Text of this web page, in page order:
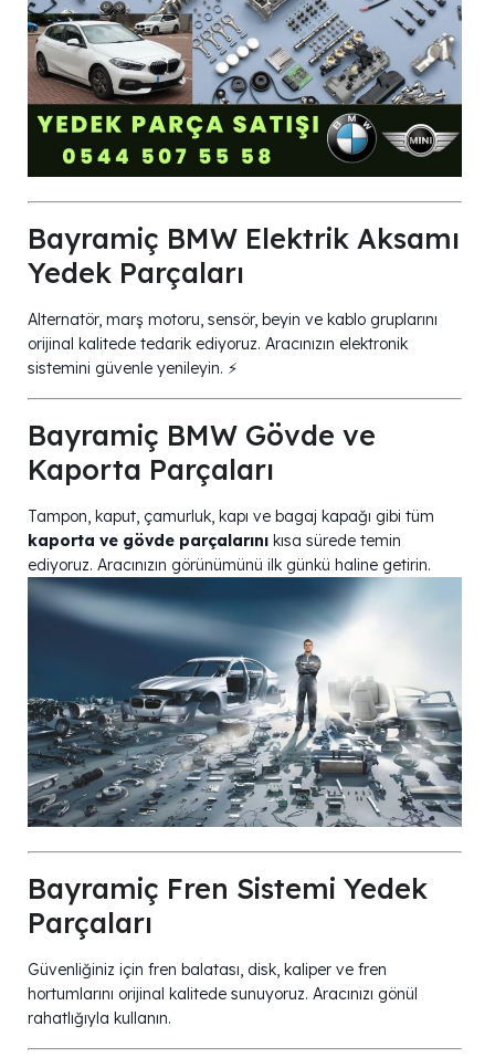
Bayramiç BMW Elektrik Aksamı
Yedek Parçaları
Alternatör, marş motoru, sensör, beyin ve kablo gruplarını
orijinal kalitede tedarik ediyoruz. Aracınızın elektronik
sistemini güvenle yenileyin. ⚡
Bayramiç BMW Gövde ve
Kaporta Parçaları
Tampon, kaput, çamurluk, kapı ve bagaj kapağı gibi tüm
kaporta ve gövde parçalarını kısa sürede temin
ediyoruz. Aracınızın görünümünü ilk günkü haline getirin.
Bayramiç Fren Sistemi Yedek
Parçaları
Güvenliğiniz için fren balatası, disk, kaliper ve fren
hortumlarını orijinal kalitede sunuyoruz. Aracınızı gönül
rahatlığıyla kullanın.